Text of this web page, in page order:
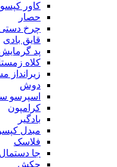
کاور
حصار
چرخ
قایق بادی
پد
کلاه
زیرانداز
دوش
اسپرسو
کرامپون
بادگیر
مبدل
فلاسک
جا
چکش